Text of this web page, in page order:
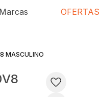
Marcas OFERTAS
MASCULINO